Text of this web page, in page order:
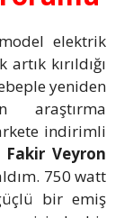
elektrik
kırıldığı
yeniden
indirimli
Fakir Veyron
750 watt
bir emiş